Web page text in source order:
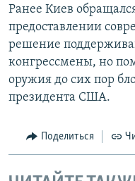
Ранее Киев
предоставлении
решение
конгрессмены, но
оружия до сих пор
президента США.
Поделиться